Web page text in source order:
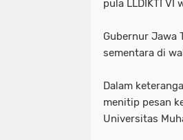
pula LLDIKTI VI
Gubernur Jawa
sementara di
Dalam
menitip pesan
Universitas